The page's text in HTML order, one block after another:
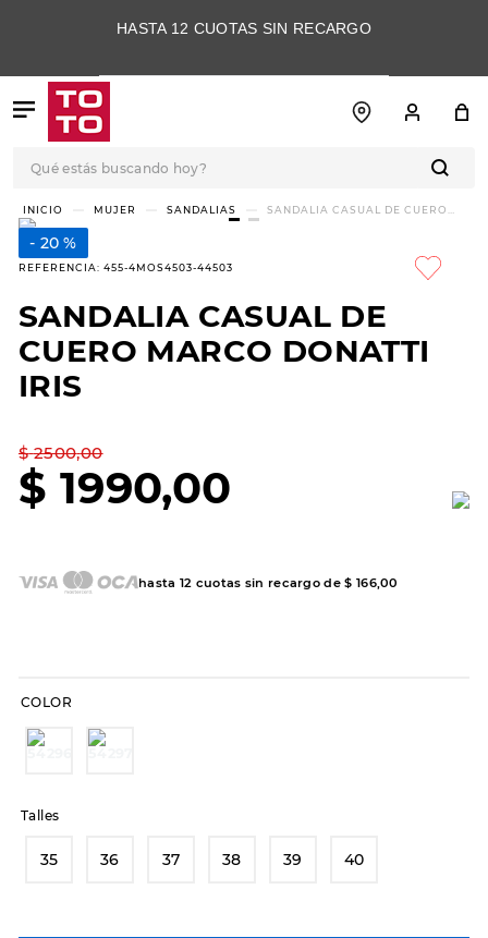
HASTA 12 CUOTAS SIN RECARGO
MUJER SANDALIAS
SANDALIA CASUAL DE CUERO
20 %
REFERENCIA: 455-4MOS4503-44503
SANDALIA CASUAL DE
CUERO MARCO DONATTI
IRIS
$ 2500,00
$ 1990,00
hasta 12 cuotas sin recargo de$ 166,00
COLOR
Talles
35 36 37 38 39 40
TÉRMINOS MÁS
BUSCADOS
3.
skechers slip-ins